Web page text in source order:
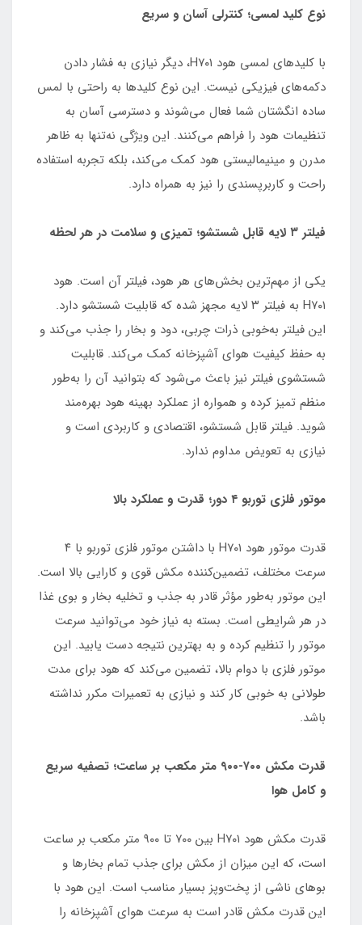
نوع کلید لمسی؛ کنترلی آسان و سریع
با کلیدهای لمسی هود H۷۰۱، دیگر نیازی به فشار دادن
دکمه‌های فیزیکی نیست. این نوع کلیدها به راحتی با لمس
ساده انگشتان شما فعال می‌شوند و دسترسی آسان به
تنظیمات هود را فراهم می‌کنند. این ویژگی نه‌تنها به ظاهر
مدرن و مینیمالیستی هود کمک می‌کند، بلکه تجربه استفاده
راحت و کاربرپسندی را نیز به همراه دارد.
فیلتر ۳ لایه قابل شستشو؛ تمیزی و سلامت در هر لحظه
یکی از مهم‌ترین بخش‌های هر هود، فیلتر آن است. هود
H۷۰۱ به فیلتر ۳ لایه مجهز شده که قابلیت شستشو دارد.
این فیلتر به‌خوبی ذرات چربی، دود و بخار را جذب می‌کند و
به حفظ کیفیت هوای آشپزخانه کمک می‌کند. قابلیت
شستشوی فیلتر نیز باعث می‌شود که بتوانید آن را به‌طور
منظم تمیز کرده و همواره از عملکرد بهینه هود بهره‌مند
شوید. فیلتر قابل شستشو، اقتصادی و کاربردی است و
نیازی به تعویض مداوم ندارد.
موتور فلزی توربو ۴ دور؛ قدرت و عملکرد بالا
قدرت موتور هود H۷۰۱ با داشتن موتور فلزی توربو با ۴
سرعت مختلف، تضمین‌کننده مکش قوی و کارایی بالا است.
این موتور به‌طور مؤثر قادر به جذب و تخلیه بخار و بوی غذا
در هر شرایطی است. بسته به نیاز خود می‌توانید سرعت
موتور را تنظیم کرده و به بهترین نتیجه دست یابید. این
موتور فلزی با دوام بالا، تضمین می‌کند که هود برای مدت
طولانی به خوبی کار کند و نیازی به تعمیرات مکرر نداشته
باشد.
قدرت مکش ۷۰۰-۹۰۰ متر مکعب بر ساعت؛ تصفیه سریع
و کامل هوا
قدرت مکش هود H۷۰۱ بین ۷۰۰ تا ۹۰۰ متر مکعب بر ساعت
است، که این میزان از مکش برای جذب تمام بخارها و
بوهای ناشی از پخت‌وپز بسیار مناسب است. این هود با
این قدرت مکش قادر است به سرعت هوای آشپزخانه را